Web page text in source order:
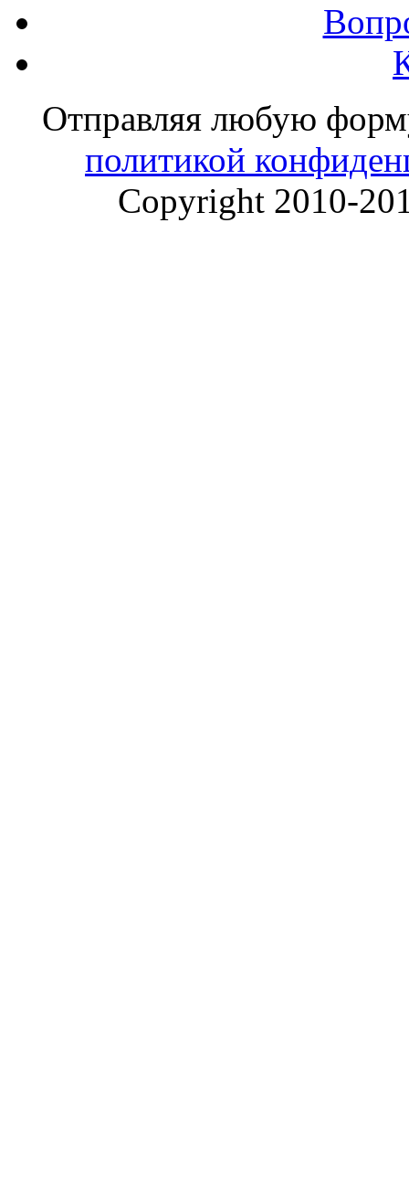
Отправляя любую
политикой
Copyright 2010-